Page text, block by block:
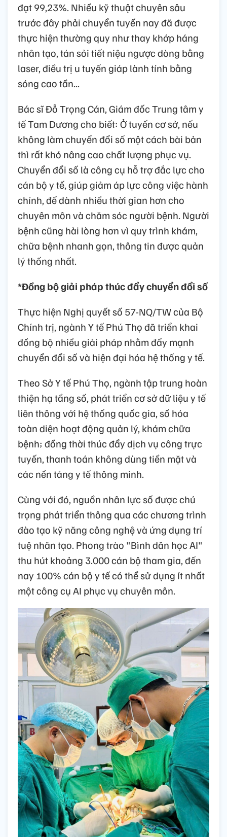
đạt 99,23%. Nhiều kỹ thuật chuyên sâu
trước đây phải chuyển tuyến nay đã được
thực hiện thường quy như thay khớp háng
nhân tạo, tán sỏi tiết niệu ngược dòng bằng
laser, điều trị u tuyến giáp lành tính bằng
sóng cao tần...
Bác sĩ Đỗ Trọng Cán, Giám đốc Trung tâm y
tế Tam Dương cho biết: Ở tuyến cơ sở, nếu
không làm chuyển đổi số một cách bài bản
thì rất khó nâng cao chất lượng phục vụ.
Chuyển đổi số là công cụ hỗ trợ đắc lực cho
cán bộ y tế, giúp giảm áp lực công việc hành
chính, để dành nhiều thời gian hơn cho
chuyên môn và chăm sóc người bệnh. Người
bệnh cũng hài lòng hơn vì quy trình khám,
chữa bệnh nhanh gọn, thông tin được quản
lý thống nhất.
*Đồng bộ giải pháp thúc đẩy chuyển đổi số
Thực hiện Nghị quyết số 57-NQ/TW của Bộ
Chính trị, ngành Y tế Phú Thọ đã triển khai
đồng bộ nhiều giải pháp nhằm đẩy mạnh
chuyển đổi số và hiện đại hóa hệ thống y tế.
Theo Sở Y tế Phú Thọ, ngành tập trung hoàn
thiện hạ tầng số, phát triển cơ sở dữ liệu y tế
liên thông với hệ thống quốc gia, số hóa
toàn diện hoạt động quản lý, khám chữa
bệnh; đồng thời thúc đẩy dịch vụ công trực
tuyến, thanh toán không dùng tiền mặt và
các nền tảng y tế thông minh.
Cùng với đó, nguồn nhân lực số được chú
trọng phát triển thông qua các chương trình
đào tạo kỹ năng công nghệ và ứng dụng trí
tuệ nhân tạo. Phong trào "Bình dân học AI"
thu hút khoảng 3.000 cán bộ tham gia, đến
nay 100% cán bộ y tế có thể sử dụng ít nhất
một công cụ AI phục vụ chuyên môn.